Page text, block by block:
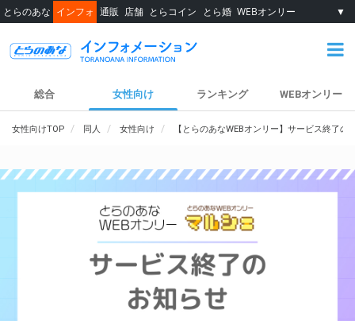
とらのあな インフォ 通販 店舗 とらコイン とら婚 WEBオンリー ▼
総合 女性向け ランキング WEBオンリー
女性向けTOP 同人 女性向け 【とらのあなWEBオンリー】サービス終了の